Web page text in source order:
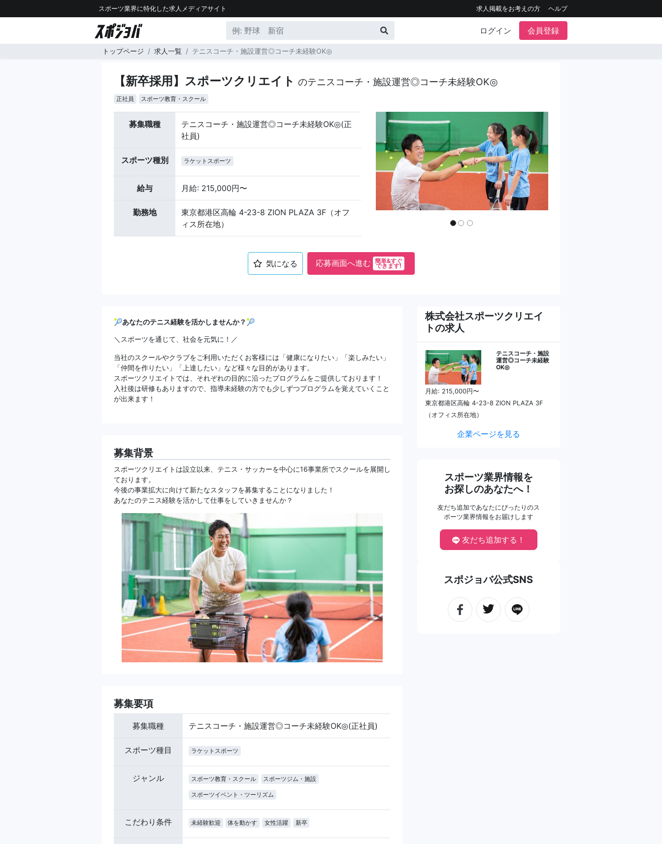
スポーツ業界に特化した求人メディアサイト 求人掲載をお考えの方 ヘルプ
ログイン 会員登録
トップページ 求人一覧 テニスコーチ・施設運営◎コーチ未経験OK◎
【新卒採用】スポーツクリエイト のテニスコーチ・施設運営◎コーチ未経験OK◎
正社員 スポーツ教育・スクール
募集職種
テニスコーチ・施設運営◎コーチ未経験OK◎(正
社員)
スポーツ種別 ラケットスポーツ
給与 月給: 215,000円〜
勤務地
東京都港区高輪 4-23-8 ZION PLAZA 3F（オフ
ィス所在地）
気になる 応募画面へ進む 簡単&すぐ
できます!
🎾あなたのテニス経験を活かしませんか？🎾
＼スポーツを通じて、社会を元気に！／
当社のスクールやクラブをご利用いただくお客様には「健康になりたい」「楽しみたい」
「仲間を作りたい」「上達したい」など様々な目的があります。
スポーツクリエイトでは、それぞれの目的に沿ったプログラムをご提供しております！
入社後は研修もありますので、指導未経験の方でも少しずつプログラムを覚えていくこと
が出来ます！
募集背景
スポーツクリエイトは設立以来、テニス・サッカーを中心に16事業所でスクールを展開し
ております。
今後の事業拡大に向けて新たなスタッフを募集することになりました！
あなたのテニス経験を活かして仕事をしていきませんか？
募集要項
募集職種 テニスコーチ・施設運営◎コーチ未経験OK◎(正社員)
スポーツ種目 ラケットスポーツ
ジャンル スポーツ教育・スクール スポーツジム・施設
スポーツイベント・ツーリズム
こだわり条件 未経験歓迎 体を動かす 女性活躍 新卒
株式会社スポーツクリエイ
トの求人
テニスコーチ・施設
運営◎コーチ未経験
OK◎
月給: 215,000円〜
東京都港区高輪 4-23-8 ZION PLAZA 3F
（オフィス所在地）
企業ページを見る
スポーツ業界情報を
お探しのあなたへ！
友だち追加であなたにぴったりのス
ポーツ業界情報をお届けします
友だち追加する！
スポジョバ公式SNS